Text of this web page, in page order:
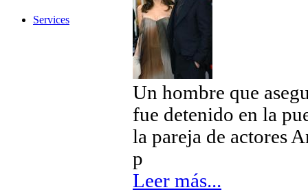
Services
Un hombre que
fue detenido en la
la pareja de actores
p
Leer más...